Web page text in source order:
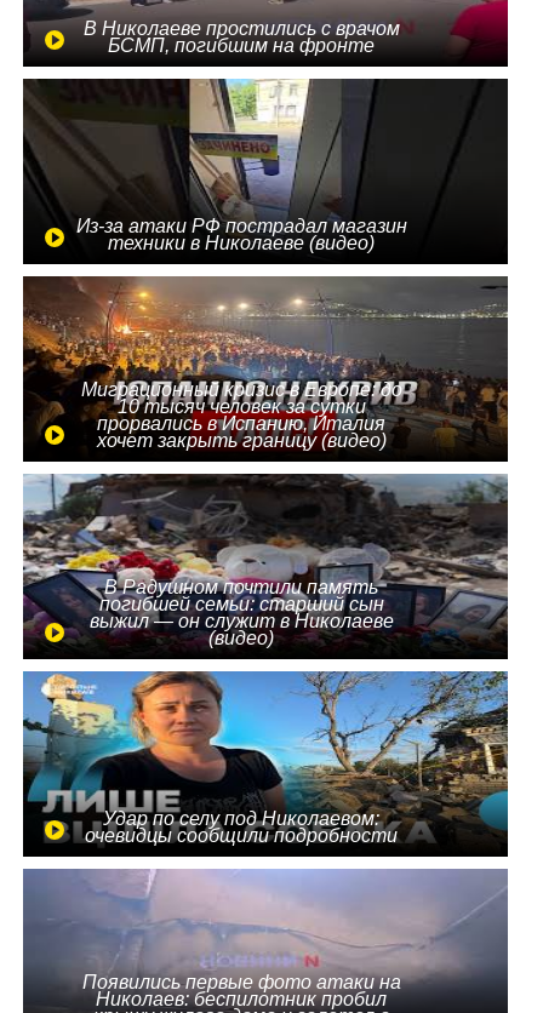
В Николаеве простились с врачом
БСМП, погибшим на фронте
Из-за атаки РФ пострадал магазин
техники в Николаеве (видео)
Миграционный кризис в Европе: до
10 тысяч человек за сутки
прорвались в Испанию, Италия
хочет закрыть границу (видео)
В Радушном почтили память
погибшей семьи: старший сын
выжил — он служит в Николаеве
(видео)
Удар по селу под Николаевом:
очевидцы сообщили подробности
Появились первые фото атаки на
Николаев: беспилотник пробил